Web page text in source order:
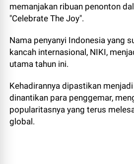
memanjakan ribuan penonton
"Celebrate The Joy".
Nama penyanyi Indonesia yang
kancah internasional, NIKI,
utama tahun ini.
Kehadirannya dipastikan
dinantikan para penggemar,
popularitasnya yang terus
global.